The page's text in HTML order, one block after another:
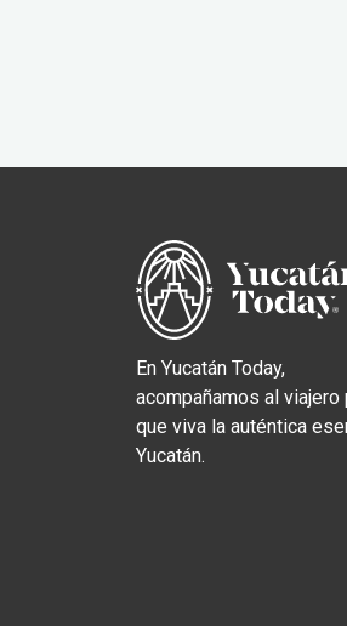
En Yucatán Today,
acompañamos al viajero
que viva la auténtica
Yucatán.